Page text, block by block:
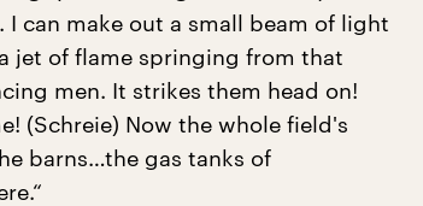
can make out a small beam of light
jet of flame springing from that
men. It strikes them head on!
(Schreie) Now the whole field's
barns…the gas tanks of